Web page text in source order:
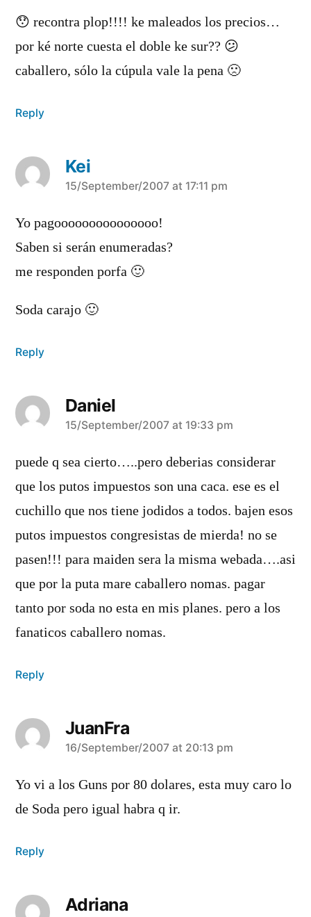
😯 recontra plop!!!! ke maleados los precios…
por ké norte cuesta el doble ke sur?? 😕
caballero, sólo la cúpula vale la pena 🙁
Reply
Kei
says:
15/September/2007 at 17:11 pm
Yo pagooooooooooooooo!
Saben si serán enumeradas?
me responden porfa 🙂
Soda carajo 🙂
Reply
Daniel
says:
15/September/2007 at 19:33 pm
puede q sea cierto…..pero deberias considerar
que los putos impuestos son una caca. ese es el
cuchillo que nos tiene jodidos a todos. bajen esos
putos impuestos congresistas de mierda! no se
pasen!!! para maiden sera la misma webada….asi
que por la puta mare caballero nomas. pagar
tanto por soda no esta en mis planes. pero a los
fanaticos caballero nomas.
Reply
JuanFra
says:
16/September/2007 at 20:13 pm
Yo vi a los Guns por 80 dolares, esta muy caro lo
de Soda pero igual habra q ir.
Reply
Adriana